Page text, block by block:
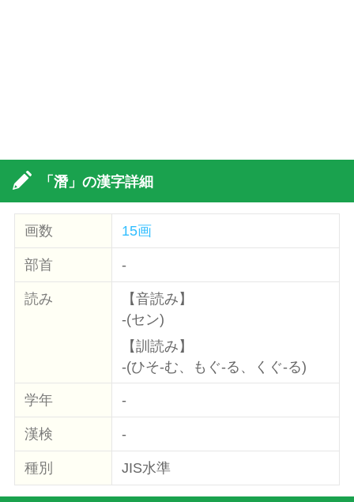
「潛」の漢字詳細
画数 15画
部首 -
読み
【音読み】
-(セン)
【訓読み】
-(ひそ-む、もぐ-る、くぐ-る)
学年 -
漢検 -
種別 JIS水準